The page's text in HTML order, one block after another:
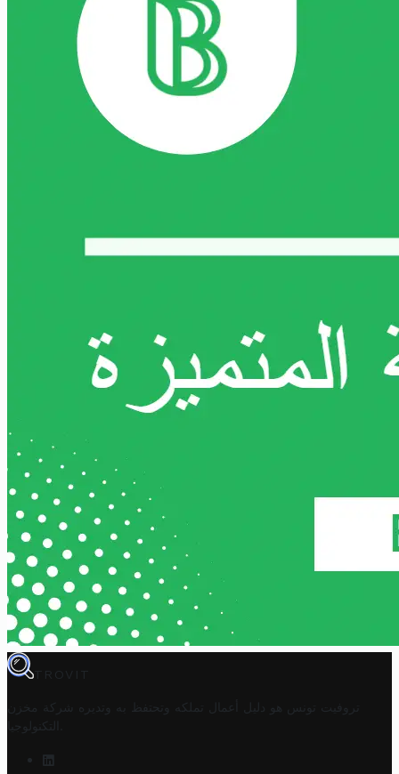
TROVIT
تروفيت تونس هو دليل أعمال تملكه وتحتفظ به وتديره
شركة مخزن
التكنولوجيا